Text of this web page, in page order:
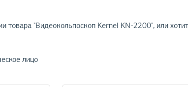
товара "Видеокольпоскоп Kernel KN-2200", или
лицо